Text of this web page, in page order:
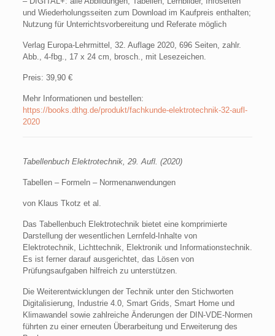
und Wiederholungsseiten zum Download im Kaufpreis enthalten;
Nutzung für Unterrichtsvorbereitung und Referate möglich
Verlag Europa-Lehrmittel, 32. Auflage 2020, 696 Seiten, zahlr.
Abb., 4-fbg., 17 x 24 cm, brosch., mit Lesezeichen.
Preis: 39,90 €
Mehr Informationen und bestellen:
https://books.dthg.de/produkt/fachkunde-elektrotechnik-32-aufl-
2020
Tabellenbuch Elektrotechnik, 29. Aufl. (2020)
Tabellen – Formeln – Normenanwendungen
von Klaus Tkotz et al.
Das Tabellenbuch Elektrotechnik bietet eine komprimierte
Darstellung der wesentlichen Lernfeld-Inhalte von
Elektrotechnik, Lichttechnik, Elektronik und Informationstechnik.
Es ist ferner darauf ausgerichtet, das Lösen von
Prüfungsaufgaben hilfreich zu unterstützen.
Die Weiterentwicklungen der Technik unter den Stichworten
Digitalisierung, Industrie 4.0, Smart Grids, Smart Home und
Klimawandel sowie zahlreiche Änderungen der DIN-VDE-Normen
führten zu einer erneuten Überarbeitung und Erweiterung des